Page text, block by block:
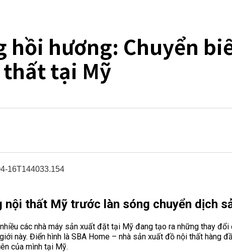
hồi hương: Chuyển
tại Mỹ
nội thất Mỹ trước làn sóng chuyển dịch
các nhà máy sản xuất đặt tại Mỹ đang tạo ra những thay
này. Điển hình là SBA Home – nhà sản xuất đồ nội thất hàng
của mình tại Mỹ.